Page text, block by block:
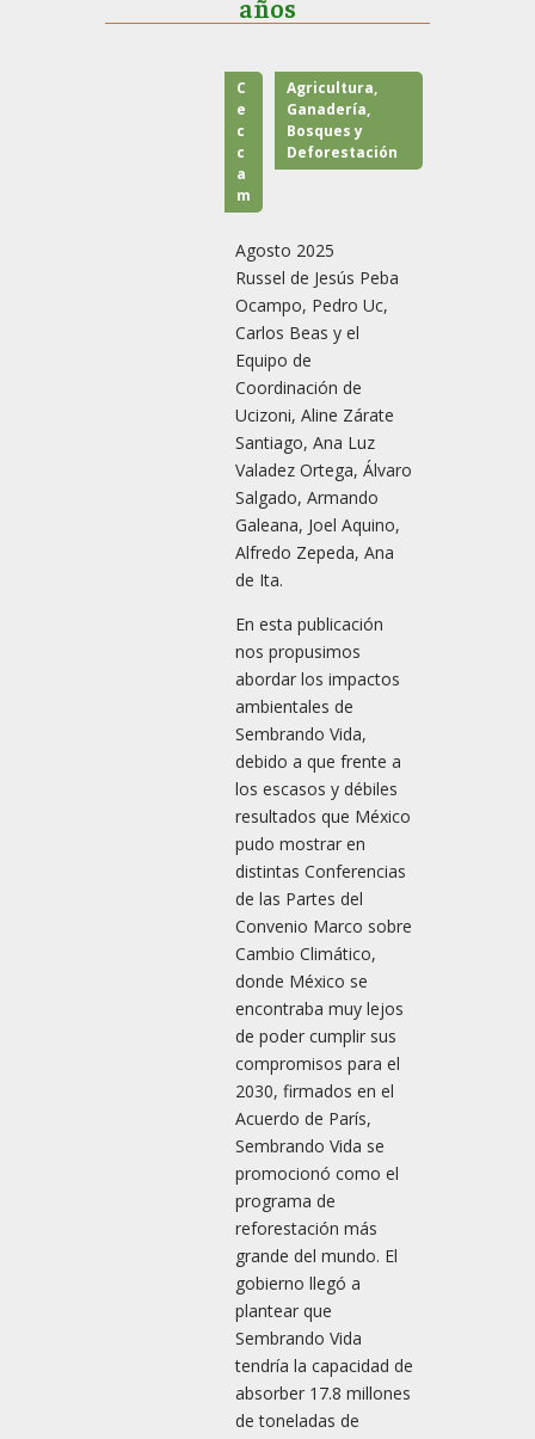
años
C
e
c
c
a
m
Agricultura,
Ganadería,
Bosques y
Deforestación
Agosto 2025
Russel de Jesús Peba
Ocampo, Pedro Uc,
Carlos Beas y el
Equipo de
Coordinación de
Ucizoni, Aline Zárate
Santiago, Ana Luz
Valadez Ortega, Álvaro
Salgado, Armando
Galeana, Joel Aquino,
Alfredo Zepeda, Ana
de Ita.
En esta publicación
nos propusimos
abordar los impactos
ambientales de
Sembrando Vida,
debido a que frente a
los escasos y débiles
resultados que México
pudo mostrar en
distintas Conferencias
de las Partes del
Convenio Marco sobre
Cambio Climático,
donde México se
encontraba muy lejos
de poder cumplir sus
compromisos para el
2030, firmados en el
Acuerdo de París,
Sembrando Vida se
promocionó como el
programa de
reforestación más
grande del mundo. El
gobierno llegó a
plantear que
Sembrando Vida
tendría la capacidad de
absorber 17.8 millones
de toneladas de